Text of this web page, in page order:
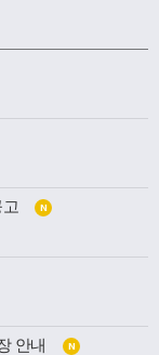
발전상을 확
념을 바탕으로
공유하고, 교구
력하는 뜻깊은
N
안내 N